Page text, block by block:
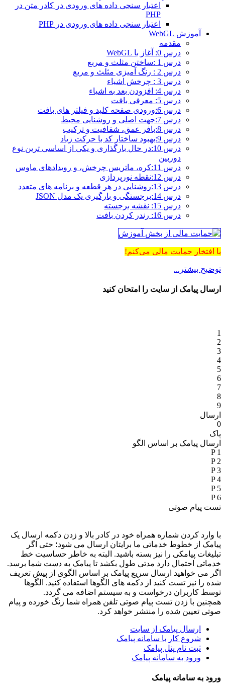
اعتبار سنجی داده های ورودی در کادر متن در
PHP
اعتبار سنجی داده های ورودی در PHP
آموزش WebGL
مقدمه
درس 0: آغاز با WebGL
درس 1 :ساختن مثلث و مربع
درس 2 : رنگ آمیزی مثلث و مربع
درس 3 : چرخش اشیاء
درس 4: افزودن بعد به اشیاء
درس 5: معرفی بافت
درس 6:ورودی صفحه کلید و فیلتر های بافت
درس 7:جهت اصلی و روشنایی محیط
درس 8:بافر عمق، شفافیت و ترکیب
درس 9:بهبود ساختار کد با حرکت زیاد
درس 10:در حال بارگذاری و یکی از اساسی ترین نوع
دوربین
درس 11:کره، ماتریس چرخش، و رویدادهای ماوس
درس 12:نقطه نورپردازی
درس 13:روشنایی در هر قطعه و برنامه های متعدد
درس 14:برجستگی و بارگیری یک مدل JSON
درس 15: نقشه برجسته
درس 16: رندر کردن بافت
با افتخار حمایت مالی می‌کنم!
توضیح بیشتر...
ارسال پیامک از سایت را امتحان کنید
1
2
3
4
5
6
7
8
9
ارسال
0
پاک
ارسال پیامک بر اساس الگو
P 1
P 2
P 3
P 4
P 5
P 6
تست پیام صوتی
با وارد کردن شماره همراه خود در کادر بالا و زدن دکمه ارسال یک
پیامک از خطوط خدماتی ما برایتان ارسال می شود؛ حتی اگر
تبلیغات پیامکی را نیز بسته باشید. البته به خاطر حساسیت خط
خدماتی احتمال دارد مدتی طول بکشد تا پیامک به دست شما برسد.
اگر می خواهید ارسال سریع پیامک بر اساس الگوی از پیش تعریف
شده را نیز تست کنید از دکمه های الگوها استفاده کنید. الگوها
توسط کاربران درخواست و به سیستم اضافه می گردد.
همچنین با زدن تست پیام صوتی تلفن همراه شما زنگ خورده و پیام
صوتی تعیین شده را منتشر خواهد کرد.
ارسال پیامک از سایت
شروع کار با سامانه پیامک
ثبت نام پنل پیامک
ورود به سامانه پیامک
ورود به سامانه پیامک